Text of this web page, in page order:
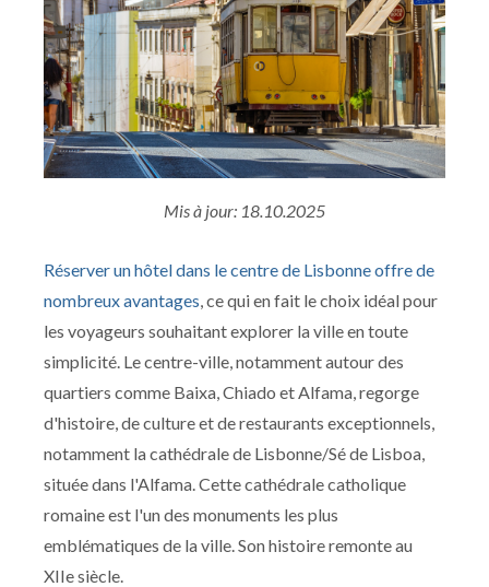
Mis à jour: 18.10.2025
Réserver un hôtel dans le centre de Lisbonne offre de
nombreux avantages , ce qui en fait le choix idéal pour
les voyageurs souhaitant explorer la ville en toute
simplicité. Le centre-ville, notamment autour des
quartiers comme Baixa, Chiado et Alfama, regorge
d'histoire, de culture et de restaurants exceptionnels,
notamment la cathédrale de Lisbonne/Sé de Lisboa,
située dans l'Alfama. Cette cathédrale catholique
romaine est l'un des monuments les plus
emblématiques de la ville. Son histoire remonte au
XIIe siècle.